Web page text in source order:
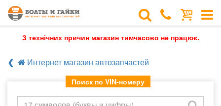
З технічних причин магазин тимчасово не працює.
Интернет магазин автозапчастей
Поиск по VIN-номеру